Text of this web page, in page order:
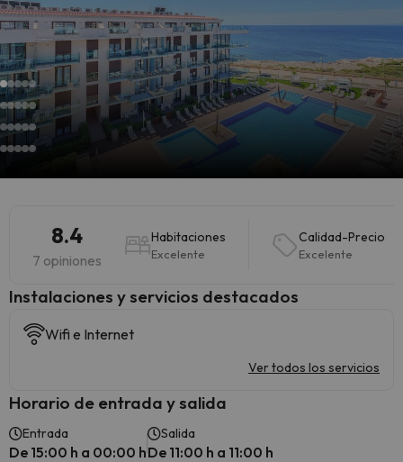
8.4
7 opiniones
Habitaciones
Excelente
Calidad-Precio
Excelente
Instalaciones y servicios destacados
Wifi e Internet
Ver todos los servicios
Horario de entrada y salida
Entrada
De 15:00 h a 00:00 h
Salida
De 11:00 h a 11:00 h